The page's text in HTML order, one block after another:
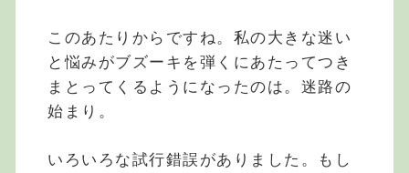
このあたりからですね。私の大きな迷い
と悩みがブズーキを弾くにあたってつき
まとってくるようになったのは。迷路の
始まり。
いろいろな試行錯誤がありました。もし